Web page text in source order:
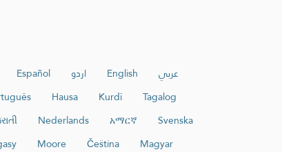
عربي English اردو Español
Tagalog
Kurdî
Hausa
Svenska
አማርኛ
Nederlands
Magyar
Čeština
Moore